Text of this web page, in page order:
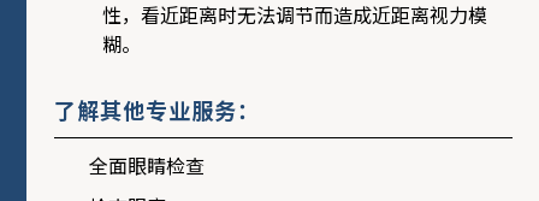
性，看近距离时无法调节而造成近距离视力模
糊。
了解其他专业服务：
全面眼睛检查